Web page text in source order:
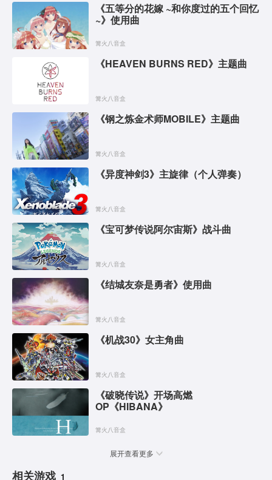
《五等分的花嫁 ~和你度过的五个回忆
~》使用曲
篝火八音盒
《HEAVEN BURNS RED》主题曲
篝火八音盒
《钢之炼金术师MOBILE》主题曲
篝火八音盒
《异度神剑3》主旋律（个人弹奏）
篝火八音盒
《宝可梦传说阿尔宙斯》战斗曲
篝火八音盒
《结城友奈是勇者》使用曲
篝火八音盒
《机战30》女主角曲
篝火八音盒
《破晓传说》开场高燃
OP《HIBANA》
篝火八音盒
展开查看更多
相关游戏 1